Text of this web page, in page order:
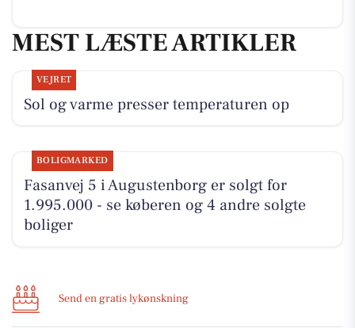
MEST LÆSTE ARTIKLER
VEJRET
Sol og varme presser temperaturen op
BOLIGMARKED
Fasanvej 5 i Augustenborg er solgt for
1.995.000 - se køberen og 4 andre solgte
boliger
Send en gratis lykønskning